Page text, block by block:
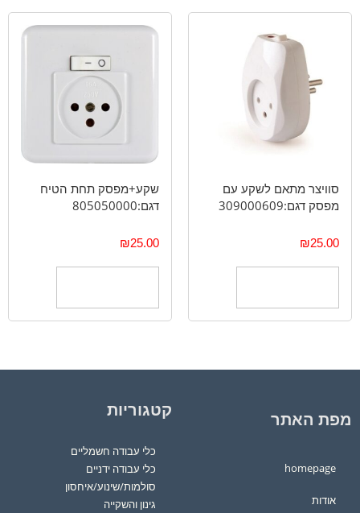
סוויצר מתאם לשקע עם
מפסק דגם:309000609
₪25.00
שקע+מפסק תחת הטיח
דגם:805050000
₪25.00
מפת האתר
homepage
אודות
קטגוריות
כלי עבודה חשמליים
כלי עבודה ידניים
סולמות/שינוע/איחסון
גינון והשקייה